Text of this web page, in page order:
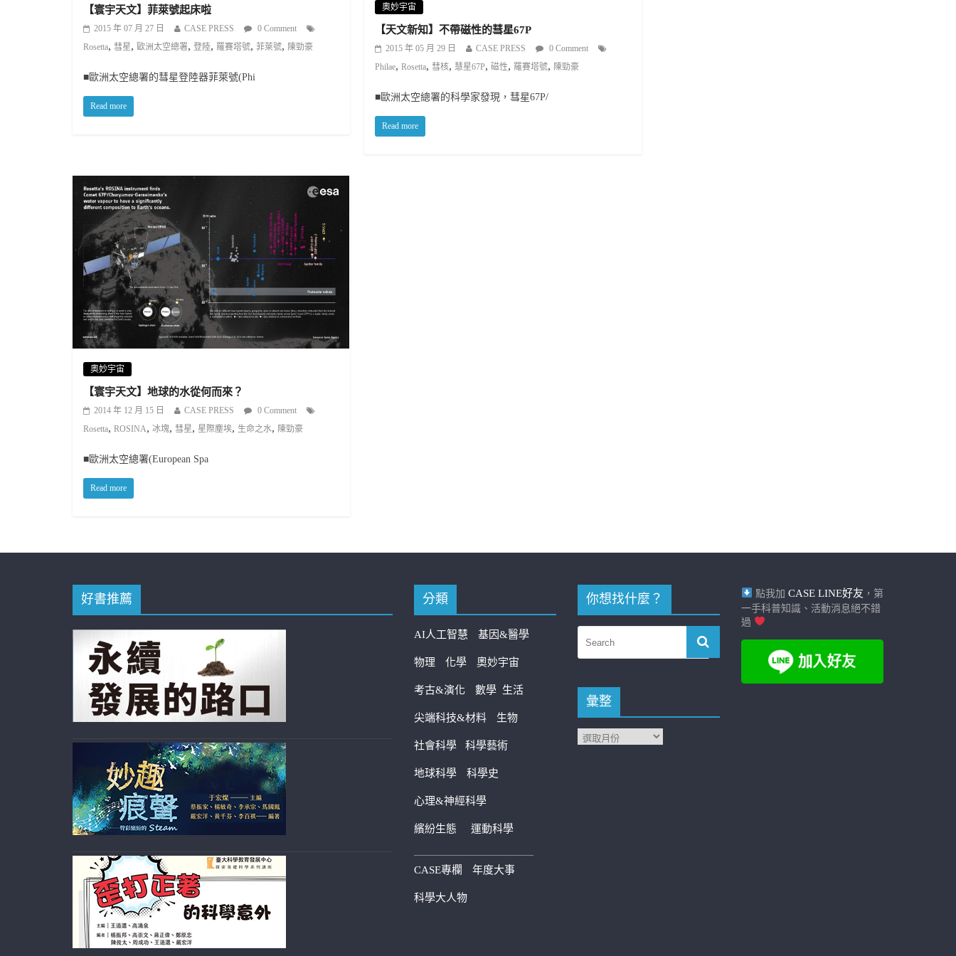
【寰宇天文】菲萊號起床啦
2015 年 07 月 27 日 CASE PRESS
0 Comment
Rosetta, 彗星, 歐洲太空總署, 登陸, 羅賽塔號, 菲萊號, 陳勁豪
■歐洲太空總署的彗星登陸器菲萊號(Phi
Read more
奧妙宇宙
【天文新知】不帶磁性的彗星67P
2015 年 05 月 29 日 CASE PRESS
0 Comment
Philae,Rosetta,彗核, 慧星67P,磁性, 羅賽塔號, 陳勁豪
■歐洲太空總署的科學家發現，彗星67P/
Read more
奧妙宇宙
【寰宇天文】地球的水從何而來？
2014 年 12 月 15 日 CASE PRESS
0 Comment
Rosetta, ROSINA, 冰塊, 彗星, 星際塵埃, 生命之水, 陳勁豪
■歐洲太空總署(European Spa
Read more
好書推薦 分類
AI人工智慧 基因&醫學
物理 化學 奧妙宇宙
考古&演化 數學 生活
尖端科技&材料 生物
社會科學 科學藝術
地球科學 科學史
心理&神經科學
繽紛生態 運動科學
————————————
CASE專欄 年度大事
科學大人物
你想找什麼？
彙整
點我加 CASE LINE好友 ，第
一手科普知識、活動消息絕不錯
過